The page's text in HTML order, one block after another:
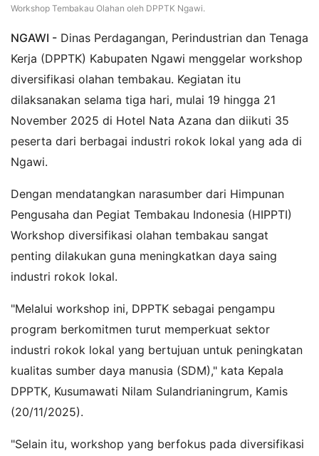
Workshop Tembakau Olahan oleh DPPTK Ngawi.
NGAWI - Dinas Perdagangan, Perindustrian dan Tenaga
Kerja (DPPTK) Kabupaten Ngawi menggelar workshop
diversifikasi olahan tembakau. Kegiatan itu
dilaksanakan selama tiga hari, mulai 19 hingga 21
November 2025 di Hotel Nata Azana dan diikuti 35
peserta dari berbagai industri rokok lokal yang ada di
Ngawi.
Dengan mendatangkan narasumber dari Himpunan
Pengusaha dan Pegiat Tembakau Indonesia (HIPPTI)
Workshop diversifikasi olahan tembakau sangat
penting dilakukan guna meningkatkan daya saing
industri rokok lokal.
"Melalui workshop ini, DPPTK sebagai pengampu
program berkomitmen turut memperkuat sektor
industri rokok lokal yang bertujuan untuk peningkatan
kualitas sumber daya manusia (SDM)," kata Kepala
DPPTK, Kusumawati Nilam Sulandrianingrum, Kamis
(20/11/2025).
"Selain itu, workshop yang berfokus pada diversifikasi